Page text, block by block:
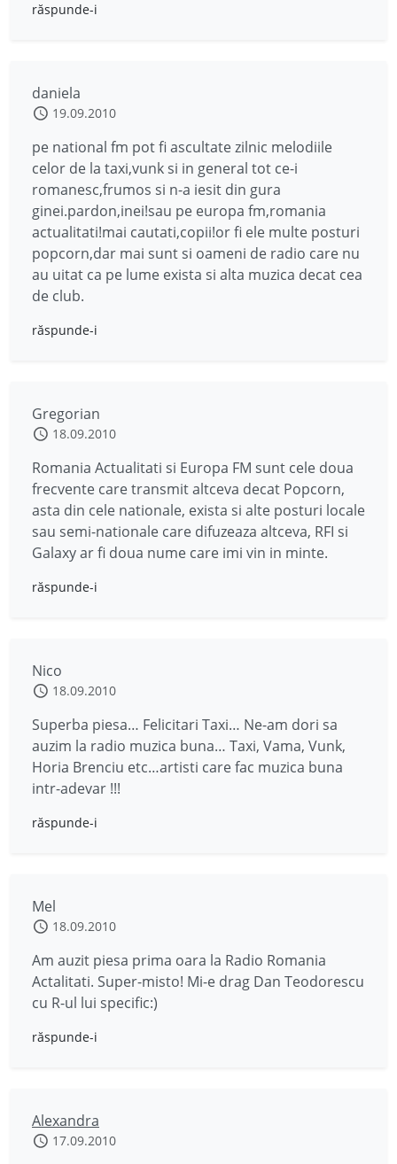
răspunde-i
daniela
19.09.2010
pe national fm pot fi ascultate zilnic melodiile
celor de la taxi,vunk si in general tot ce-i
romanesc,frumos si n-a iesit din gura
ginei.pardon,inei!sau pe europa fm,romania
actualitati!mai cautati,copii!or fi ele multe posturi
popcorn,dar mai sunt si oameni de radio care nu
au uitat ca pe lume exista si alta muzica decat cea
de club.
răspunde-i
Gregorian
18.09.2010
Romania Actualitati si Europa FM sunt cele doua
frecvente care transmit altceva decat Popcorn,
asta din cele nationale, exista si alte posturi locale
sau semi-nationale care difuzeaza altceva, RFI si
Galaxy ar fi doua nume care imi vin in minte.
răspunde-i
Nico
18.09.2010
Superba piesa… Felicitari Taxi… Ne-am dori sa
auzim la radio muzica buna… Taxi, Vama, Vunk,
Horia Brenciu etc…artisti care fac muzica buna
intr-adevar !!!
răspunde-i
Mel
18.09.2010
Am auzit piesa prima oara la Radio Romania
Actalitati. Super-misto! Mi-e drag Dan Teodorescu
cu R-ul lui specific:)
răspunde-i
Alexandra
17.09.2010